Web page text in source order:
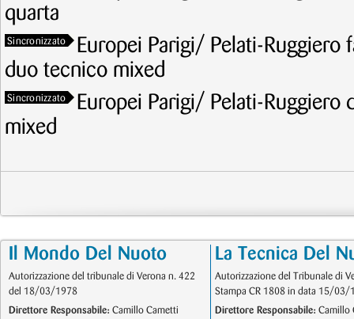
quarta
Sincronizzato
Europei Parigi/ Pelati-
duo tecnico mixed
Sincronizzato
Europei Parigi/ Pelati-
mixed
Il Mondo Del Nuoto
Autorizzazione del tribunale di Verona n. 422
del 18/03/1978
Direttore Responsabile: Camillo Cametti
La Tecnica Del
Autorizzazione del Tribunale di
Stampa CR 1808 in data 15/03/
Direttore Responsabile: Camillo